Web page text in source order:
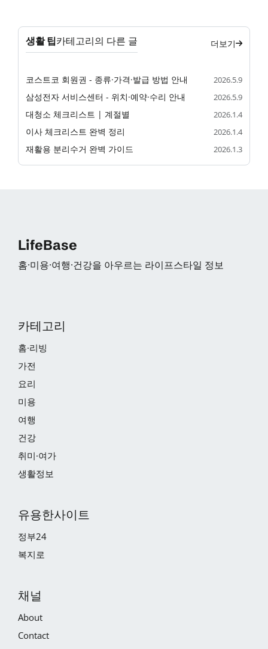
생활 팁카테고리의 다른 글 더보기
코스트코 회원권 - 종류·가격·발급 방법 안내 2026.5.9
삼성전자 서비스센터 - 위치·예약·수리 안내 2026.5.9
대청소 체크리스트 | 계절별 2026.1.4
이사 체크리스트 완벽 정리 2026.1.4
재활용 분리수거 완벽 가이드 2026.1.3
LifeBase
홈·미용·여행·건강을 아우르는 라이프스타일 정보
카테고리
홈·리빙
가전
요리
미용
여행
건강
취미·여가
생활정보
유용한사이트
정부24
복지로
채널
About
Contact